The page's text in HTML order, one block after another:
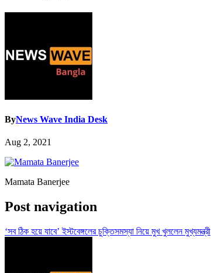
ByNews Wave India Desk
Aug 2, 2021
Mamata Banerjee
Post navigation
‘সব ঠিক হয়ে যাবে’ ইস্টবেঙ্গলের চুক্তিসমস্যা নিয়ে মুখ খুললেন মুখ্যমন্ত্রী